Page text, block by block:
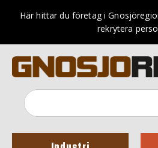
Här hittar du företag i
rekrytera